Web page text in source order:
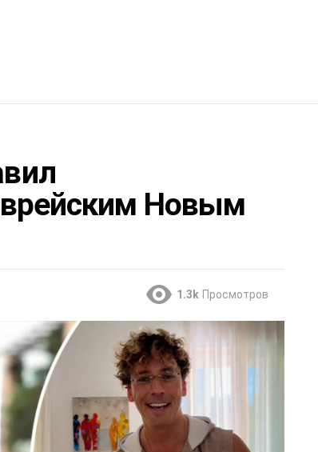
Новым
1.3k Просмотров